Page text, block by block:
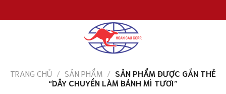
đến
TRANG CHỦ / SẢN PHẨM / SẢN PHẨM ĐƯỢC GẮN THẺ
“DÂY CHUYỀN LÀM BÁNH MÌ TƯƠI”